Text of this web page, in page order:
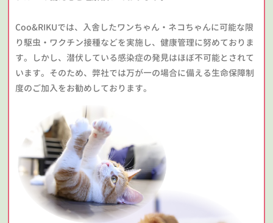
Coo&RIKUでは、入舎したワンちゃん・ネコちゃんに可能な限
り駆虫・ワクチン接種などを実施し、健康管理に努めておりま
す。しかし、潜伏している感染症の発見はほぼ不可能とされて
います。そのため、弊社では万が一の場合に備える生命保障制
度のご加入をお勧めしております。